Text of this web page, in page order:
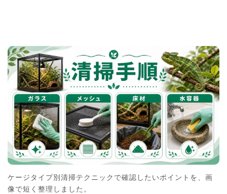
ケージタイプ別清掃テクニックで確認したいポイントを、画
像で短く整理しました。